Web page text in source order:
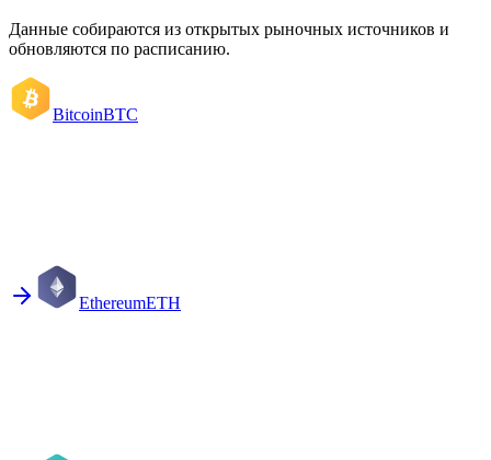
Данные собираются из открытых рыночных источников и
обновляются по расписанию.
BitcoinBTC
EthereumETH